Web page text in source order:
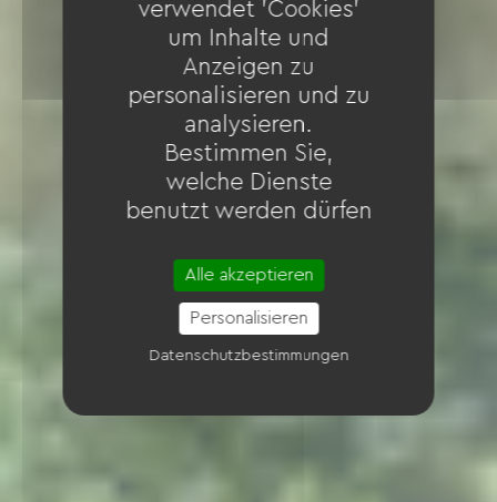
verwendet 'Cookies'
um Inhalte und
Anzeigen zu
personalisieren und zu
analysieren.
Bestimmen Sie,
welche Dienste
benutzt werden dürfen
Alle akzeptieren
Personalisieren
Datenschutzbestimmungen